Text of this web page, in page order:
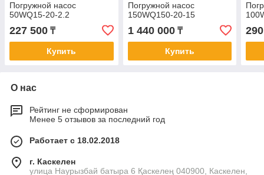
Погружной насос
50WQ15-20-2.2
227 500 ₸
Купить
Погружной насос
150WQ150-20-15
1 440 000₸
Купить
О нас
Рейтинг не сформирован
Менее 5 отзывов за последний год
Работает с 18.02.2018
г. Каскелен
улица Наурызбай батыра 6 Қаскелең 040900, Каскелен,